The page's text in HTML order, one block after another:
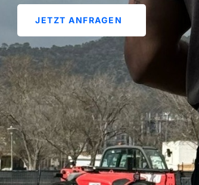
JETZT ANFRAGEN